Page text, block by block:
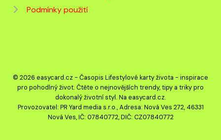
Podmínky použití
© 2026 easycard.cz - Časopis Lifestylové karty života - inspirace
pro pohodlný život. Čtěte o nejnovějších trendy, tipy a triky pro
dokonalý životní styl. Na easycard.cz.
Provozovatel: PR Yard media s.r.o., Adresa: Nová Ves 272, 46331
Nová Ves, IČ: 07840772, DIČ: CZ07840772